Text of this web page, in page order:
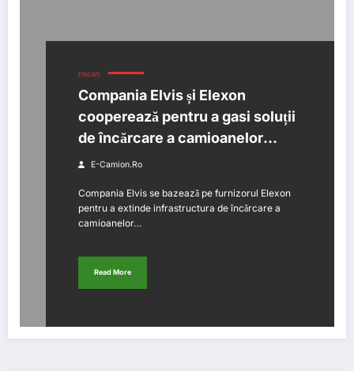
ENEWS
Compania Elvis și Elexon
cooperează pentru a gasi soluții
de încărcare a camioanelor
electrice
E-Camion.ro
Compania Elvis se bazează pe furnizorul Elexon
pentru a extinde infrastructura de încărcare a
camioanelor…
Read More